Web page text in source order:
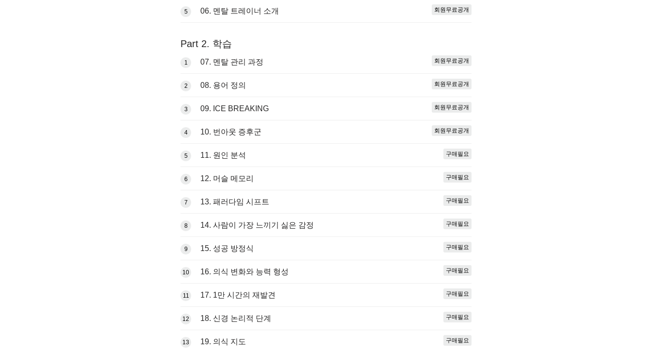
5 06. 멘탈 트레이너 소개 회원무료공개
Part 2. 학습
1 07. 멘탈 관리 과정 회원무료공개
2 08. 용어 정의 회원무료공개
3 09. ICE BREAKING 회원무료공개
4 10. 번아웃 증후군 회원무료공개
5 11. 원인 분석 구매필요
6 12. 머슬 메모리 구매필요
7 13. 패러다임 시프트 구매필요
8 14. 사람이 가장 느끼기 싫은 감정 구매필요
9 15. 성공 방정식 구매필요
10 16. 의식 변화와 능력 형성 구매필요
11 17. 1만 시간의 재발견 구매필요
12 18. 신경 논리적 단계 구매필요
13 19. 의식 지도 구매필요